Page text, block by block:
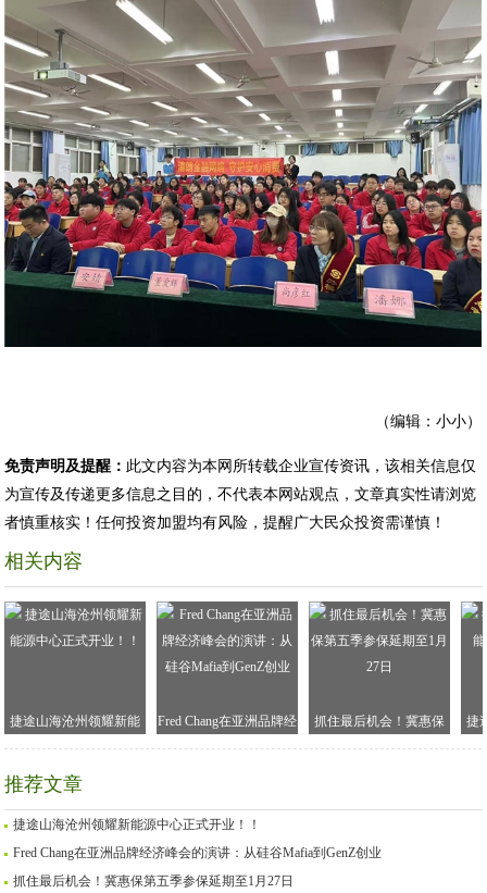
（编辑：小小）
免责声明及提醒： 此文内容为本网所转载企业宣传资讯，该相关信息仅
为宣传及传递更多信息之目的，不代表本网站观点，文章真实性请浏览
者慎重核实！任何投资加盟均有风险，提醒广大民众投资需谨慎！
相关内容
捷途山海沧州领耀新能
源中心正式开业！！
Fred Chang在亚洲品牌经
济峰会的演讲：从硅谷
抓住最后机会！冀惠保
第五季参保延期至1月27
捷
推荐文章
捷途山海沧州领耀新能源中心正式开业！！
Fred Chang在亚洲品牌经济峰会的演讲：从硅谷Mafia到GenZ创业
抓住最后机会！冀惠保第五季参保延期至1月27日